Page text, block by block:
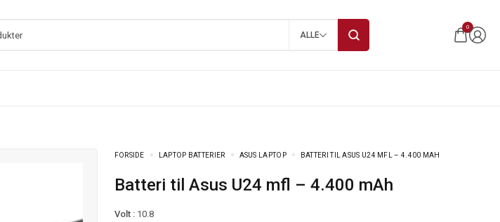
ALLE
0
FORSIDE LAPTOP BATTERIER ASUS LAPTOP BATTERI TIL ASUS U24 MFL – 4.400 MAH
Batteri til Asus U24 mfl – 4.400 mAh
Volt :10.8